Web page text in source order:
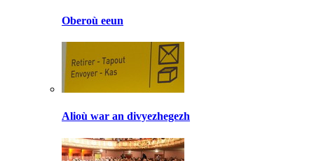
Oberoù eeun
Alioù war an divyezhegezh